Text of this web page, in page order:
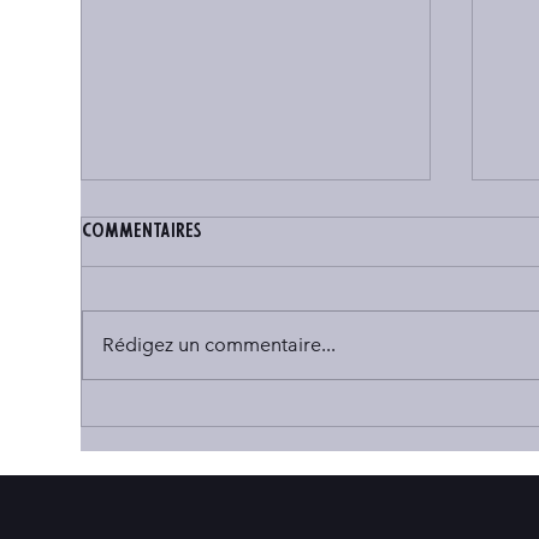
elle bleue ?
de
Commentaires
Rédigez un commentaire...